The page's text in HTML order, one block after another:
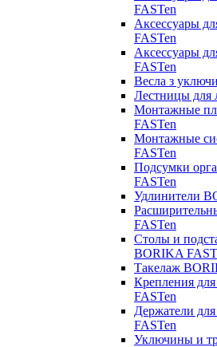
FASTen
Аксессуары
FASTen
Аксессуары
FASTen
Весла з
Лестницы для
Монтажные
FASTen
Монтажные
FASTen
Подсумки
FASTen
Удлинители
FASTen
Столы и
BORIKA
Такелаж
Крепления
FASTen
Держатели
FASTen
Уключины и